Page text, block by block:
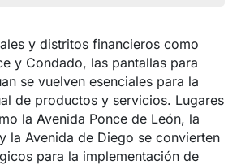
y distritos financieros como
y Condado, las pantallas para
se vuelven esenciales para la
de productos y servicios. Lugares
la Avenida Ponce de León, la
la Avenida de Diego se convierten
para la implementación de